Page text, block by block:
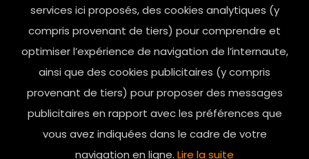
services ici proposés, des cookies analytiques (y
compris provenant de tiers) pour comprendre et
optimiser l’expérience de navigation de l’internaute,
ainsi que des cookies publicitaires (y compris
provenant de tiers) pour proposer des messages
publicitaires en rapport avec les préférences que
vous avez indiquées dans le cadre de votre
navigation en ligne. Lire la suite